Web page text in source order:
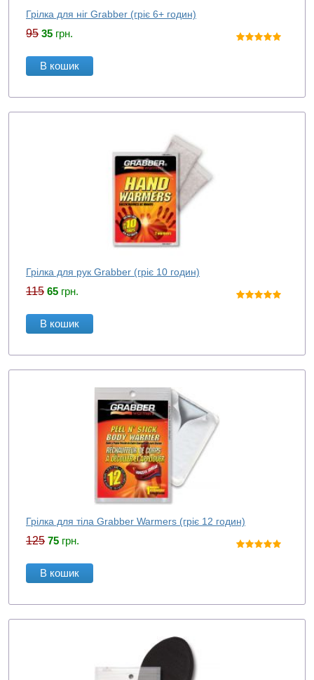
Грілка для ніг Grabber (гріє 6+ годин)
95 35 грн.
В кошик
Грілка для рук Grabber (гріє 10 годин)
115 65 грн.
В кошик
Грілка для тіла Grabber Warmers (гріє 12 годин)
125 75 грн.
В кошик